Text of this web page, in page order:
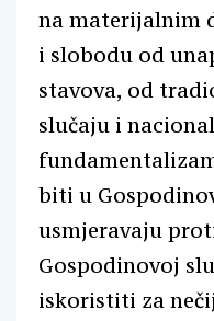
na materijalnim
i slobodu od
stavova, od
slučaju i
biti u
usmjeravaju
Gospodinovoj
iskoristiti za